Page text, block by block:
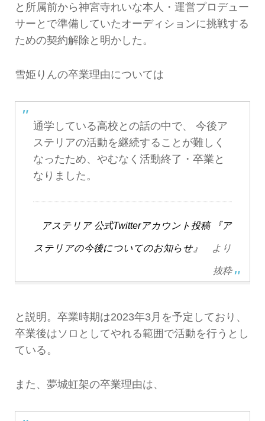
と所属前から神宮寺れいな本人・運営プロデュー
サーとで準備していたオーディションに挑戦する
ための契約解除と明かした。
雪姫りんの卒業理由については
通学している高校との話の中で、 今後ア
ステリアの活動を継続することが難しく
なったため、やむなく活動終了・卒業と
なりました。
アステリア 公式Twitterアカウント投稿 『ア
ステリアの今後についてのお知らせ』 より
抜粋
と説明。卒業時期は2023年3月を予定しており、
卒業後はソロとしてやれる範囲で活動を行うとし
ている。
また、夢城虹架の卒業理由は、